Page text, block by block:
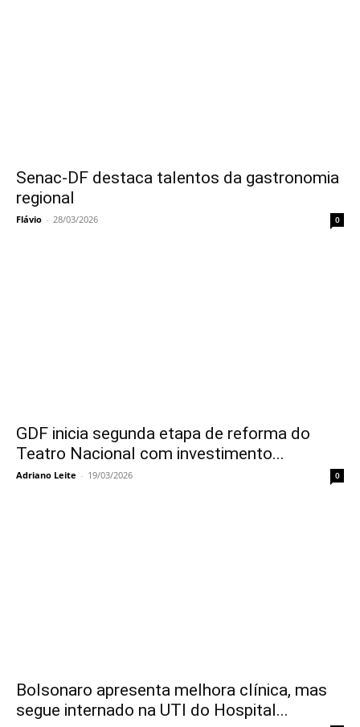
Senac-DF destaca talentos da gastronomia
regional
Flávio - 28/03/2026 0
GDF inicia segunda etapa de reforma do
Teatro Nacional com investimento...
Adriano Leite - 19/03/2026 0
Bolsonaro apresenta melhora clínica, mas
segue internado na UTI do Hospital...